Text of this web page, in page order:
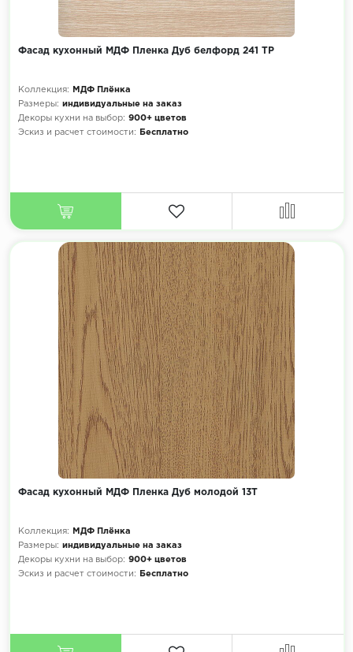
Фасад кухонный МДФ Пленка Дуб белфорд 241 ТР
Коллекция:
МДФ Плёнка
Размеры: индивидуальные на заказ
Декоры кухни на выбор: 900+ цветов
Эскиз и расчет стоимости:
Бесплатно
Фасад кухонный МДФ Пленка Дуб молодой 13Т
Коллекция:
МДФ Плёнка
Размеры: индивидуальные на заказ
Декоры кухни на выбор: 900+ цветов
Эскиз и расчет стоимости:
Бесплатно